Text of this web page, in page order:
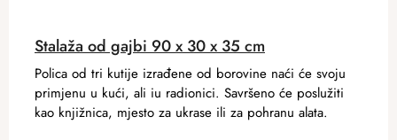
Stalaža od gajbi 90 x 30 x 35 cm
Polica od tri kutije izrađene od borovine naći će svoju
primjenu u kući, ali iu radionici. Savršeno će poslužiti
kao knjižnica, mjesto za ukrase ili za pohranu alata.